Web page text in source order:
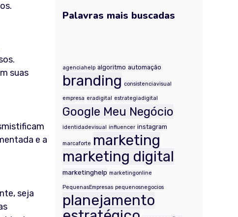
suas
e a
seja
Palavras mais buscadas
agenciahelp algoritmo automação
branding consistenciavisual
empresa eradigital estrategiadigital
Google Meu Negócio
identidadevisual influencer instagram
marcaforte marketing
marketing digital
marketinghelp marketingonline
PequenasEmpresas pequenosnegocios
planejamento